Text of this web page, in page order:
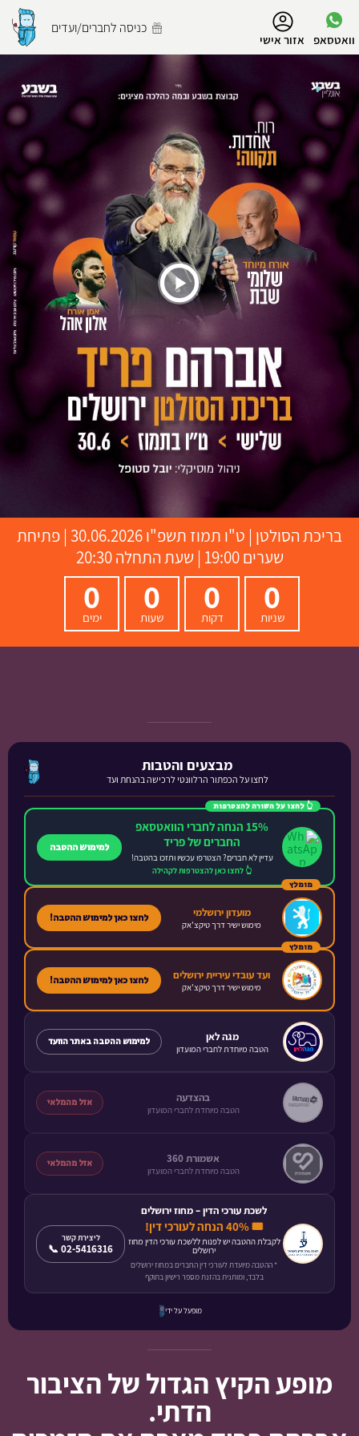
וואטסאפ אזור אישי
כניסה לחברים/ועדים
הפרופיל שלי
התנתק
בריכת הסולטן | ט"ו תמוז תשפ"ו
30.06.2026 | פתיחת
שערים 19:00 | שעת התחלה 20:30
0
שניות
0
דקות
0
שעות
0
ימים
מבצעים והטבות
לחצו על הכפתור הרלוונטי לרכישה בהנחת ועד
👆 לחצו על השורה להצטרפות
15% הנחה לחברי הוואטסאפ
החברים של פריד
עדיין לא חברים? הצטרפו עכשיו ותזכו בהטבה!
👆 לחצו כאן להצטרפות לקהילה
למימוש ההטבה
מומלץ
מועדון ירושלמי
מימוש ישיר דרך טיקצ'אק לחצו כאן למימוש ההטבה!
מומלץ
ועד עובדי עיריית ירושלים
מימוש ישיר דרך טיקצ'אק לחצו כאן למימוש ההטבה!
מגה לאן
הטבה מיוחדת לחברי המועדון
למימוש ההטבה באתר הוועד
בהצדעה
הטבה מיוחדת לחברי המועדון
אזל מהמלאי
אשמורת 360
הטבה מיוחדת לחברי המועדון
אזל מהמלאי
לשכת עורכי הדין – מחוז ירושלים
🎟️ 40% הנחה לעורכי דין!
לקבלת ההטבה יש לפנות ללשכת עורכי הדין מחוז
ירושלים
* ההטבה מיועדת לעורכי דין החברים במחוז ירושלים
בלבד, ומותנית בהזנת מספר רישיון בתוקף
ליצירת קשר
📞 02-5416316
מופעל על ידי
מופע הקיץ הגדול של הציבור
הדתי.